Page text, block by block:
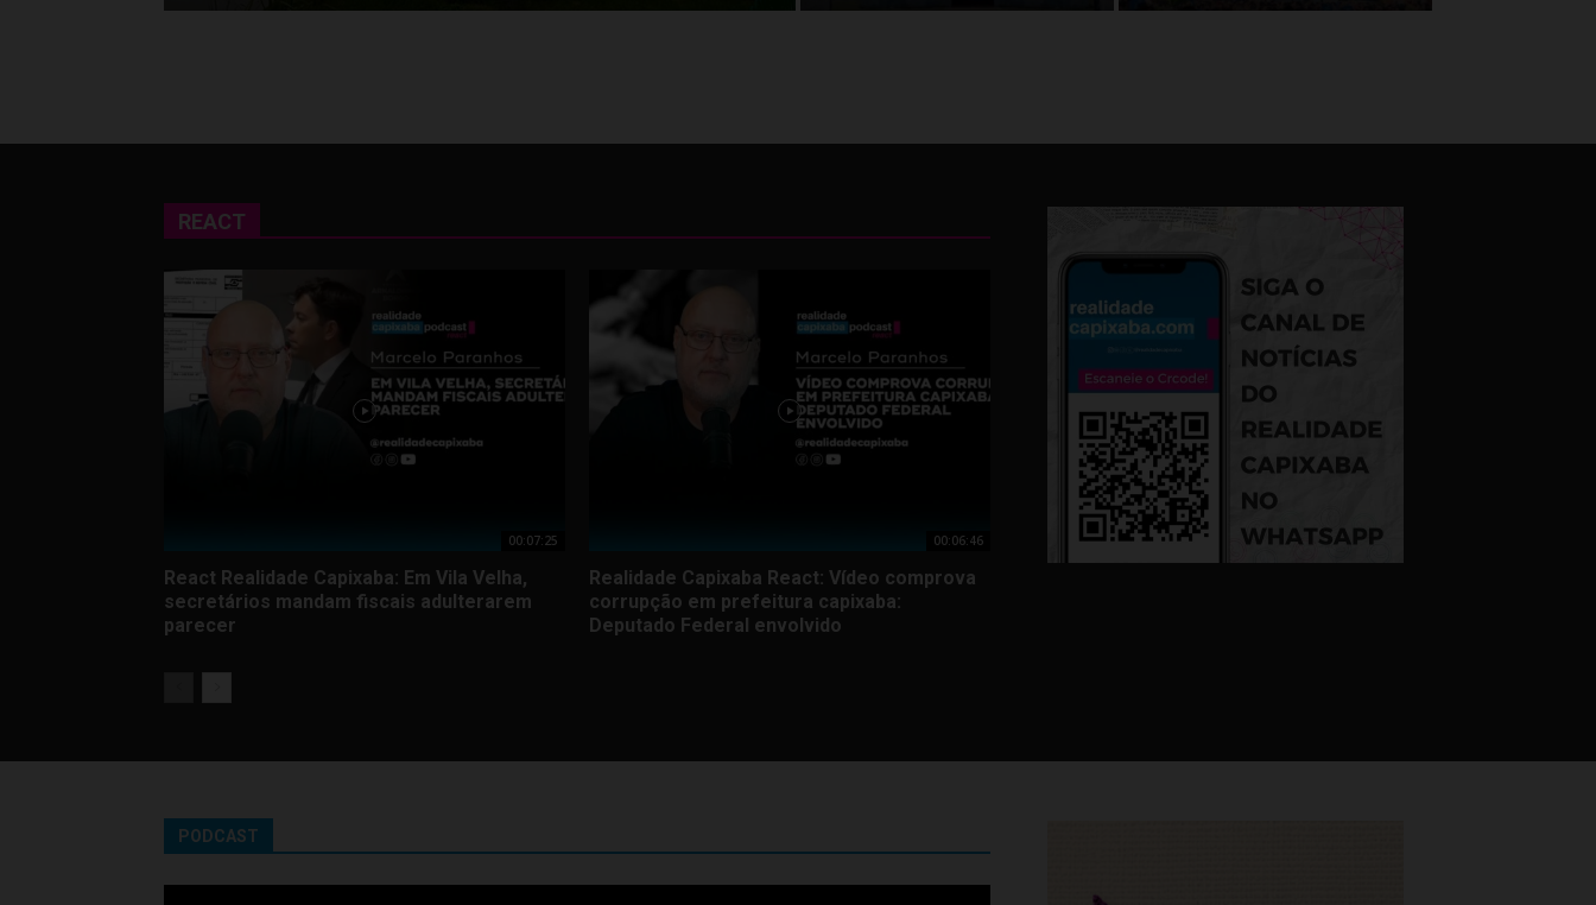
REACT
00:07:25
React Realidade Capixaba: Em Vila Velha,
secretários mandam fiscais adulterarem
parecer
00:06:46
Realidade Capixaba React: Vídeo comprova
corrupção em prefeitura capixaba:
Deputado Federal envolvido
PODCAST